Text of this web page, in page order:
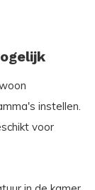
instellen.
voor